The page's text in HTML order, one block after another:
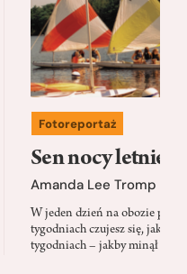
Fotoreportaż
Sen nocy letniej
Amanda Lee Tromp
W jeden dzień na obozie
tygodniach czujesz się, jakby
tygodniach – jakby minął rok